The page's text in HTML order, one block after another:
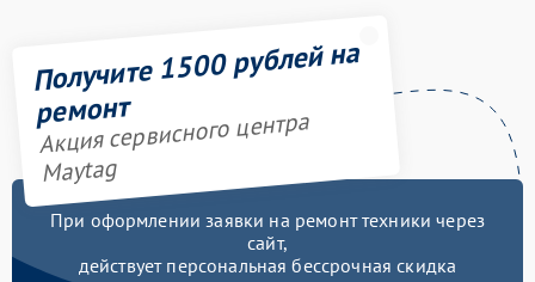
Получите 1500 рублей на
ремонт
Акция сервисного центра
Maytag
При оформлении заявки на ремонт техники через
сайт,
действует персональная бессрочная скидка